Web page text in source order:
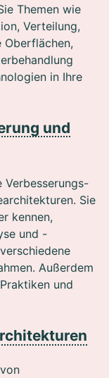
Themen wie
Verteilung,
Oberflächen,
in Ihre
und
Verbesserungs-
Sie
kennen,
und -
Außerdem
und